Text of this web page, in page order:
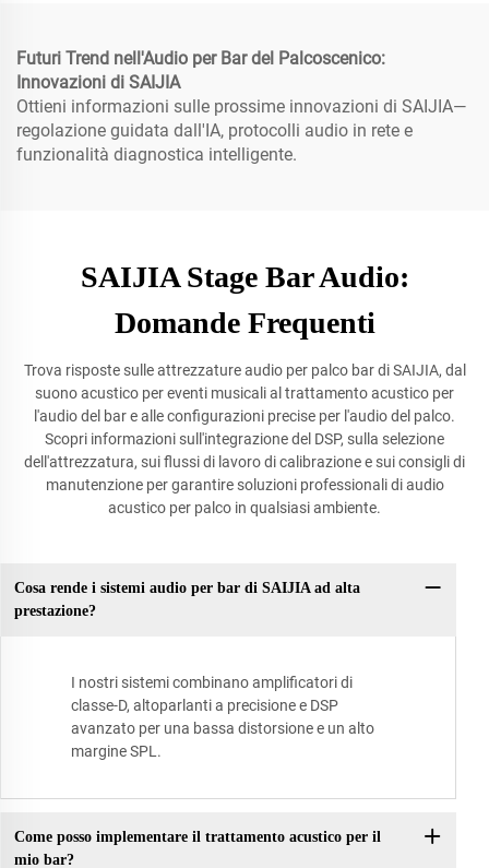
Futuri Trend nell'Audio per Bar del Palcoscenico:
Innovazioni di SAIJIA
Ottieni informazioni sulle prossime innovazioni di SAIJIA—
regolazione guidata dall'IA, protocolli audio in rete e
funzionalità diagnostica intelligente.
SAIJIA Stage Bar Audio:
Domande Frequenti
Trova risposte sulle attrezzature audio per palco bar di SAIJIA, dal
suono acustico per eventi musicali al trattamento acustico per
l'audio del bar e alle configurazioni precise per l'audio del palco.
Scopri informazioni sull'integrazione del DSP, sulla selezione
dell'attrezzatura, sui flussi di lavoro di calibrazione e sui consigli di
manutenzione per garantire soluzioni professionali di audio
acustico per palco in qualsiasi ambiente.
Cosa rende i sistemi audio per bar di SAIJIA ad alta
prestazione?
I nostri sistemi combinano amplificatori di
classe-D, altoparlanti a precisione e DSP
avanzato per una bassa distorsione e un alto
margine SPL.
Come posso implementare il trattamento acustico per il
mio bar?